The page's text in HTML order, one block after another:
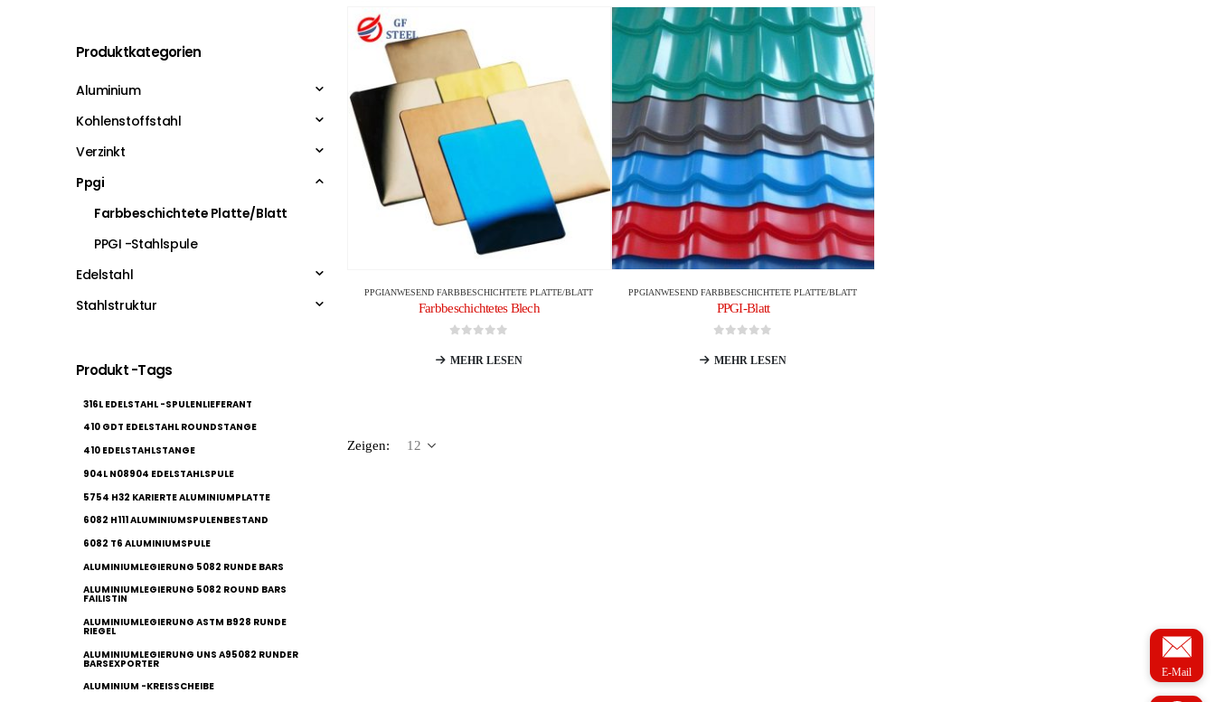
PPGIANWESENDFARBBESCHICHTETE PLATTE/BLATT
Farbbeschichtetes Blech
MEHR LESEN
PPGIANWESENDFARBBESCHICHTETE PLATTE/BLATT
PPGI-Blatt
MEHR LESEN
Zeigen:
Produktkategorien
Aluminium
Kohlenstoffstahl
Verzinkt
Ppgi
Farbbeschichtete Platte/Blatt
PPGI -Stahlspule
Edelstahl
Stahlstruktur
Produkt -Tags
316L EDELSTAHL -SPULENLIEFERANT
410 GDT EDELSTAHL ROUNDSTANGE
410 EDELSTAHLSTANGE
904L N08904 EDELSTAHLSPULE
5754 H32 KARIERTE ALUMINIUMPLATTE
6082 H111 ALUMINIUMSPULENBESTAND
6082 T6 ALUMINIUMSPULE
ALUMINIUMLEGIERUNG 5082 RUNDE BARS
ALUMINIUMLEGIERUNG 5082 ROUND BARS
FAILISTIN
ALUMINIUMLEGIERUNG ASTM B928 RUNDE
RIEGEL
ALUMINIUMLEGIERUNG UNS A95082 RUNDER
BARSEXPORTER
ALUMINIUM -KREISSCHEIBE
E-Mail